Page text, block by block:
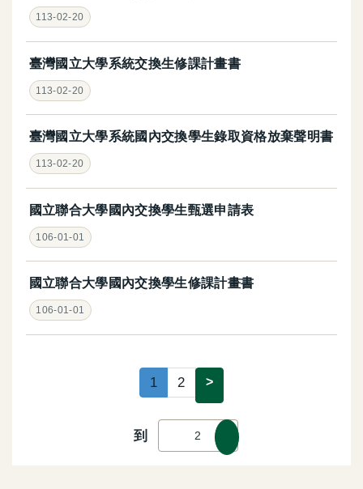
113-02-20
臺灣國立大學系統交換生修課計畫書
113-02-20
臺灣國立大學系統國內交換學生錄取資格放棄聲明書
113-02-20
國立聯合大學國內交換學生甄選申請表
106-01-01
國立聯合大學國內交換學生修課計畫書
106-01-01
1 2 >
到